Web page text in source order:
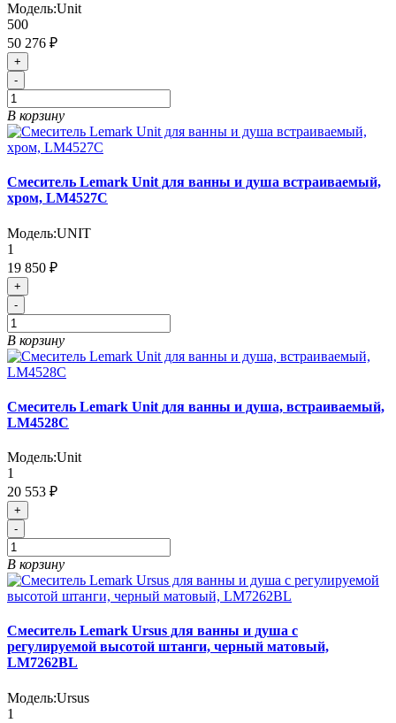
Модель:Unit
500
50 276 ₽
+
-
В корзину
Смеситель Lemark Unit для ванны и душа встраиваемый,
хром, LM4527C
Модель:UNIT
1
19 850 ₽
+
-
В корзину
Смеситель Lemark Unit для ванны и душа, встраиваемый,
LM4528C
Модель:Unit
1
20 553 ₽
+
-
В корзину
Смеситель Lemark Ursus для ванны и душа с
регулируемой высотой штанги, черный матовый,
LM7262BL
Модель:Ursus
1